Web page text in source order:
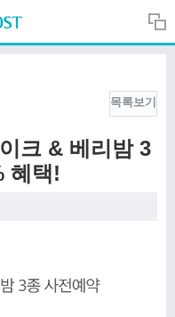
목록보기
크 & 베리밤 3
혜택!